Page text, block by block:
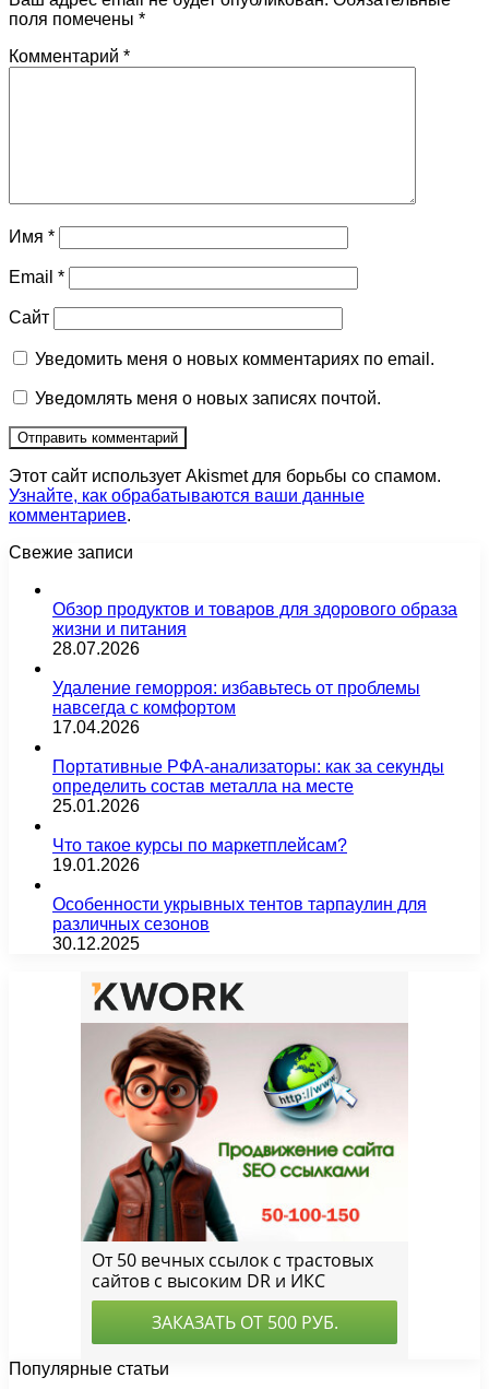
поля помечены *
Комментарий *
Имя *
Email *
Сайт
Уведомить меня о новых комментариях по email.
Уведомлять меня о новых записях почтой.
Этот сайт использует Akismet для борьбы со спамом.
Узнайте, как обрабатываются ваши данные
комментариев.
Свежие записи
Обзор продуктов и товаров для здорового образа
жизни и питания
28.07.2026
Удаление геморроя: избавьтесь от проблемы
навсегда с комфортом
17.04.2026
Портативные РФА-анализаторы: как за секунды
определить состав металла на месте
25.01.2026
Что такое курсы по маркетплейсам?
19.01.2026
Особенности укрывных тентов тарпаулин для
различных сезонов
30.12.2025
Популярные статьи